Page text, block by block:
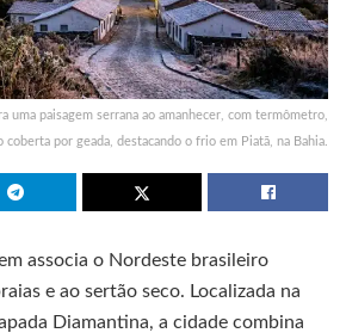
uma paisagem serrana ao amanhecer, com termômetro,
coberta por geada, destacando o frio em Piatã, na Bahia.
associa o Nordeste brasileiro
e ao sertão seco. Localizada na
Diamantina, a cidade combina